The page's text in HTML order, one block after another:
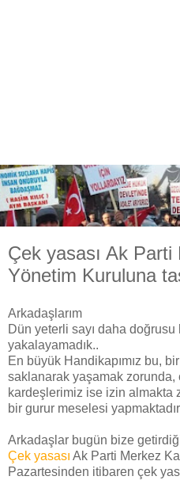
Çek yasası Ak
Yönetim Kuruluna
Arkadaşlarım
Dün yeterli sayı daha doğrusu
yakalayamadık..
En büyük Handikapımız bu,
saklanarak yaşamak
kardeşlerimiz ise izin almakta
bir gurur meselesi
Arkadaşlar bugün bize
Çek yasası Ak Parti Merkez
Pazartesinden itibaren çek